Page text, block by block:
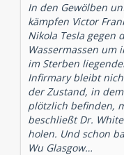
In den Gewölben
kämpfen Victor
Nikola Tesla gegen
Wassermassen um
im Sterben
Infirmary bleibt
der Zustand, in
plötzlich befinden,
beschließt Dr.
holen. Und schon
Wu Glasgow…